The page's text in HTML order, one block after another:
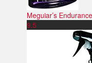
Meguiar’s
9.5